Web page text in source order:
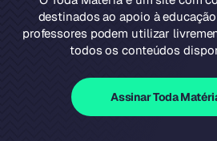
destinados ao apoio à
professores podem utilizar
todos os conteúdos
Assinar Toda